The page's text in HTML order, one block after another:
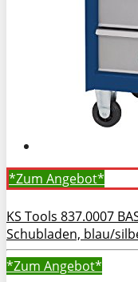
*Zum Angebot*
KS Tools 837.0007
Schubladen, blau/
*Zum Angebot*